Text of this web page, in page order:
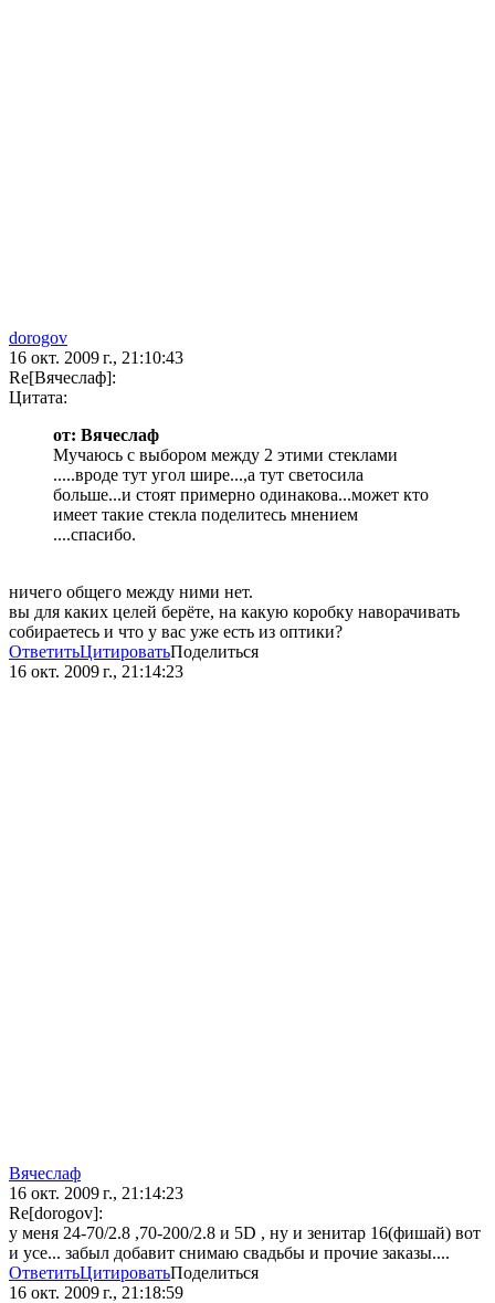
dorogov
16 окт. 2009 г., 21:10:43
Re[Вячеслаф]:
Цитата:
от: Вячеслаф
Мучаюсь с выбором между 2 этими стеклами
.....вроде тут угол шире...,а тут светосила
больше...и стоят примерно одинакова...может кто
имеет такие стекла поделитесь мнением
....спасибо.
ничего общего между ними нет.
вы для каких целей берёте, на какую коробку наворачивать
собираетесь и что у вас уже есть из оптики?
ОтветитьЦитироватьПоделиться
16 окт. 2009 г., 21:14:23
Вячеслаф
16 окт. 2009 г., 21:14:23
Re[dorogov]:
у меня 24-70/2.8 ,70-200/2.8 и 5D , ну и зенитар 16(фишай) вот
и усе... забыл добавит снимаю свадьбы и прочие заказы....
ОтветитьЦитироватьПоделиться
16 окт. 2009 г., 21:18:59